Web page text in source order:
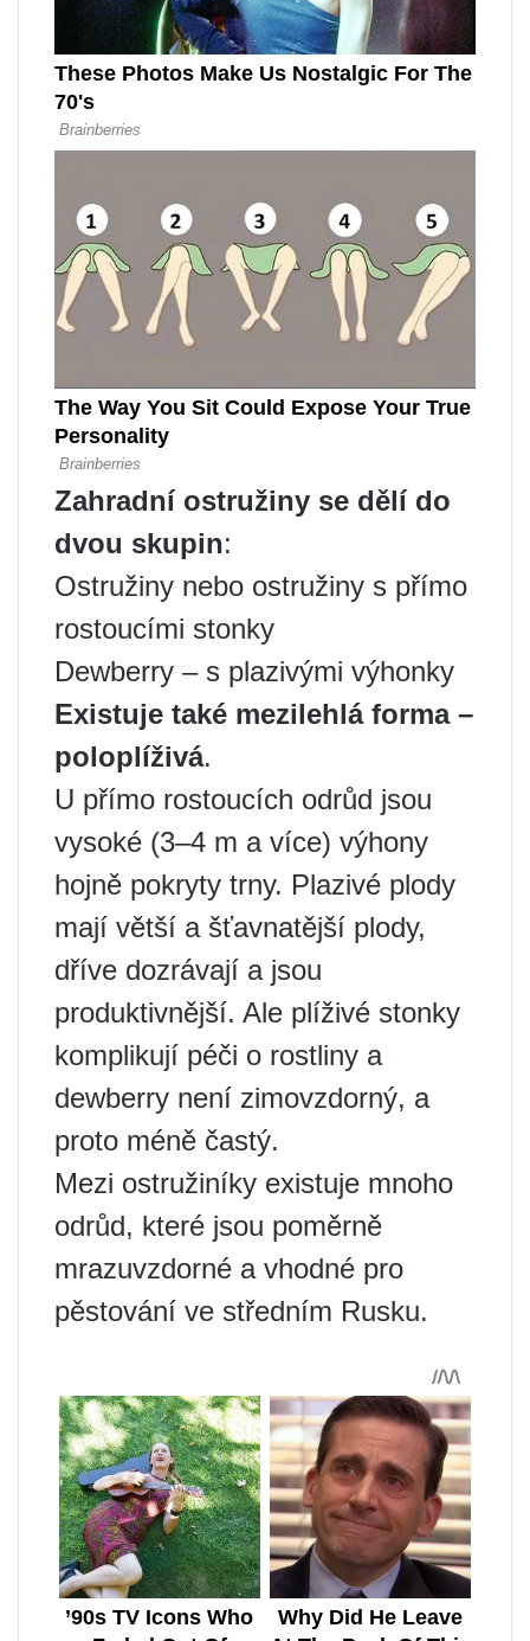
Zahradní ostružiny se dělí do
dvou skupin:
Ostružiny nebo ostružiny s přímo
rostoucími stonky
Dewberry – s plazivými výhonky
Existuje také mezilehlá forma –
poloplíživá.
U přímo rostoucích odrůd jsou
vysoké (3–4 m a více) výhony
hojně pokryty trny. Plazivé plody
mají větší a šťavnatější plody,
dříve dozrávají a jsou
produktivnější. Ale plíživé stonky
komplikují péči o rostliny a
dewberry není zimovzdorný, a
proto méně častý.
Mezi ostružiníky existuje mnoho
odrůd, které jsou poměrně
mrazuvzdorné a vhodné pro
pěstování ve středním Rusku.